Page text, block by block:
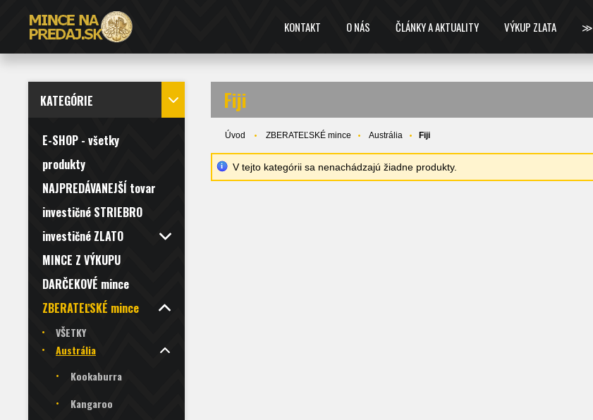
KONTAKT O NÁS ČLÁNKY A AKTUALITY VÝKUP ZLATA ≫
KATEGÓRIE
E-SHOP - všetky
produkty
NAJPREDÁVANEJŠÍ tovar
investičné STRIEBRO
investičné ZLATO
MINCE Z VÝKUPU
DARČEKOVÉ mince
ZBERATEĽSKÉ mince
VŠETKY
Austrália
Kookaburra
Kangaroo
Fiji
Úvod ZBERATEĽSKÉ mince Austrália Fiji
V tejto kategórii sa nenachádzajú žiadne produkty.